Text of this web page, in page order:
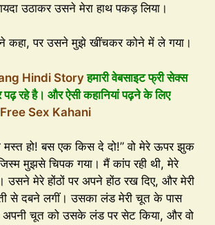
उठाकर उसने मेरा हाथ पकड़ लिया।
कहा, पर उसने मुझे खींचकर कोने में ले गया।
Hindi Storyहमारी वेबसाइट फ्री सेक्स
पढ़ रहे है। और ऐसी कहानियां पढ़ने के लिए
Free Sex Kahani
मस्त हो! बस एक किस दे दो!” वो मेरे ऊपर झुक
मुझसे चिपक गया। मैं कांप रही थी, मेरे
उसने मेरे होंठों पर अपने होंठ रख दिए, और मेरी
से दबने लगीं। उसका लंड मेरी चूत के पास
अपनी चूत को उसके लंड पर सेट किया, और वो